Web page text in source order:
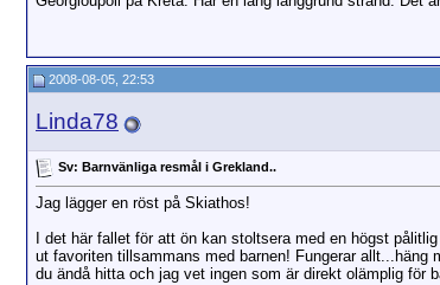
2008-08-05, 22:53
Linda78
Sv: Barnvänliga resmål i Grekland..
Jag lägger en röst på Skiathos!
I det här fallet för att ön kan stoltsera med en högst
ut favoriten tillsammans med barnen! Fungerar
du ändå hitta och jag vet ingen som är direkt olämplig för